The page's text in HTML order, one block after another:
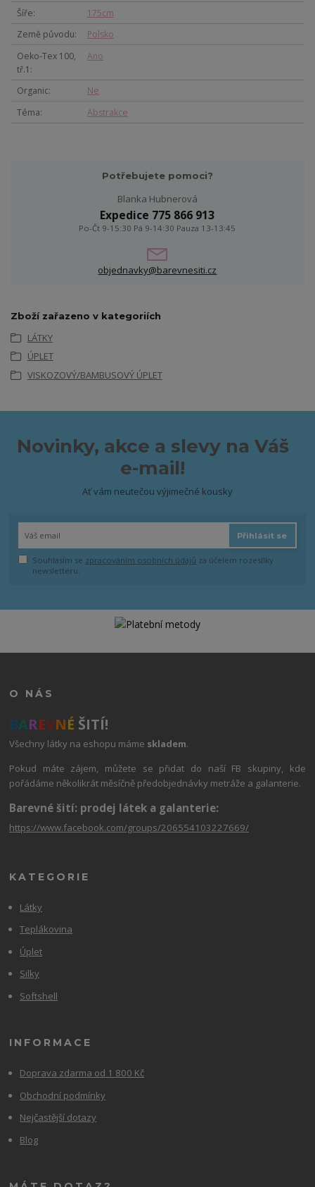
Šíře
175cm
Země původu
Polsko
Oeko-Tex 100,
tř.1
Ano
Organic
Ne
Téma
Abstrakce
Potřebujete pomoci?
Blanka Hubnerová
Expedice 775 866 913
Po-Čt 9-15:30 Pá 9-14:30 Pauza 13-13:45
objednavky@barevnesiti.cz
Zboží zařazeno v kategoriích
LÁTKY
ÚPLET
VISKOZOVÝ/BAMBUSOVÝ ÚPLET
Novinky, akce a slevy na Váš
e-mail!
Ať vám neutečou výjimečné kousky
Přihlásit se
Souhlasím se zpracováním osobních údajů za účelem rozesílky
newsletteru.
O NÁS
BAREVNÉ ŠITÍ!
Všechny látky na eshopu máme skladem.
Pokud máte zájem, můžete se přidat do naší FB skupiny, kde
pořádáme několikrát měsíčně předobjednávky metráže a galanterie.
Barevné šití: prodej látek a galanterie:
https://www.facebook.com/groups/206554103227669/
KATEGORIE
Látky
Teplákovina
Úplet
Silky
Softshell
INFORMACE
Doprava zdarma od 1 800 Kč
Obchodní podmínky
Nejčastější dotazy
Blog